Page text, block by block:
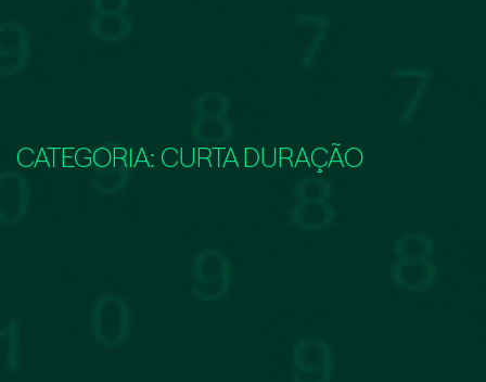
CATEGORIA: CURTA DURAÇÃO